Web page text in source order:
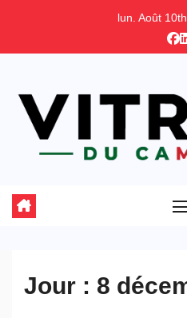
lun. Août
Jour : 8